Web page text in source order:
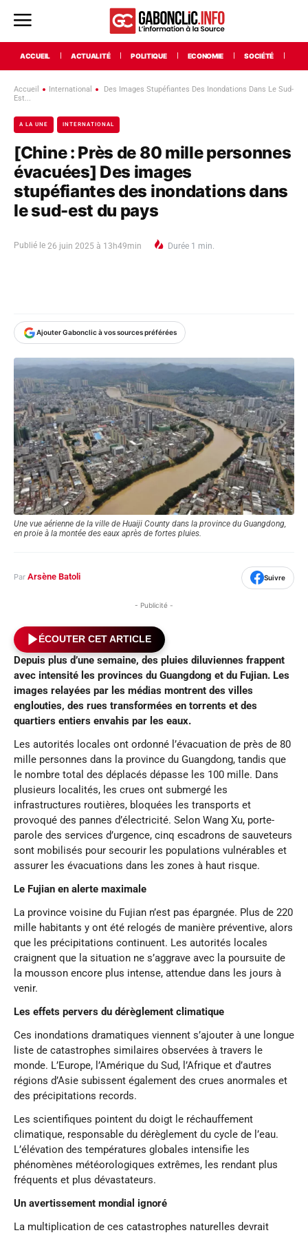
ACCUEIL ACTUALITÉ POLITIQUE ECONOMIE SOCIÉTÉ
Accueil International
Des Images Stupéfiantes Des Inondations Dans Le Sud-
Est...
A LA UNE INTERNATIONAL
[Chine : Près de 80 mille personnes
évacuées] Des images
stupéfiantes des inondations dans
le sud-est du pays
Publié le 26 juin 2025 à 13h49min Durée 1 min.
Ajouter Gabonclic à vos sources préférées
Une vue aérienne de la ville de Huaiji County dans la province du Guangdong,
en proie à la montée des eaux après de fortes pluies.
Par Arsène Batoli Suivre
- Publicité -
ÉCOUTER CET ARTICLE
Depuis plus d’une semaine, des pluies diluviennes frappent
avec intensité les provinces du Guangdong et du Fujian. Les
images relayées par les médias montrent des villes
englouties, des rues transformées en torrents et des
quartiers entiers envahis par les eaux.
Les autorités locales ont ordonné l’évacuation de près de 80
mille personnes dans la province du Guangdong, tandis que
le nombre total des déplacés dépasse les 100 mille. Dans
plusieurs localités, les crues ont submergé les
infrastructures routières, bloquées les transports et
provoqué des pannes d’électricité. Selon Wang Xu, porte-
parole des services d’urgence, cinq escadrons de sauveteurs
sont mobilisés pour secourir les populations vulnérables et
assurer les évacuations dans les zones à haut risque.
Le Fujian en alerte maximale
La province voisine du Fujian n’est pas épargnée. Plus de 220
mille habitants y ont été relogés de manière préventive, alors
que les précipitations continuent. Les autorités locales
craignent que la situation ne s’aggrave avec la poursuite de
la mousson encore plus intense, attendue dans les jours à
venir.
Les effets pervers du dérèglement climatique
Ces inondations dramatiques viennent s’ajouter à une longue
liste de catastrophes similaires observées à travers le
monde. L’Europe, l’Amérique du Sud, l’Afrique et d’autres
régions d’Asie subissent également des crues anormales et
des précipitations records.
Les scientifiques pointent du doigt le réchauffement
climatique, responsable du dérèglement du cycle de l’eau.
L’élévation des températures globales intensifie les
phénomènes météorologiques extrêmes, les rendant plus
fréquents et plus dévastateurs.
Un avertissement mondial ignoré
La multiplication de ces catastrophes naturelles devrait